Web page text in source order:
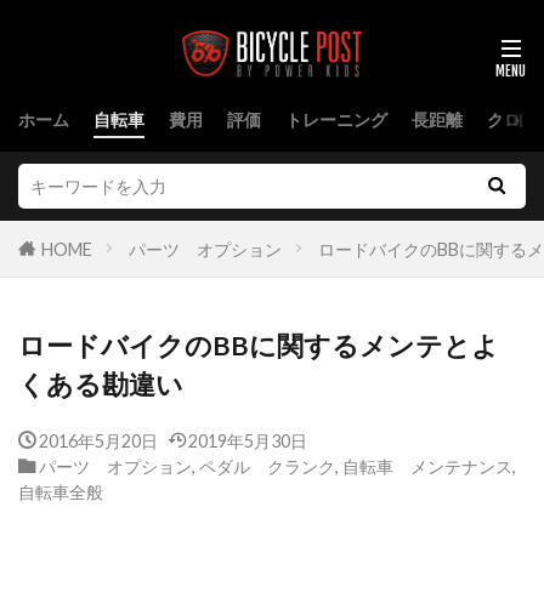
ホーム 自転車 費用 評価 トレーニング 長距離 クロス
HOME パーツ オプション ロードバイクのBBに関する
ロードバイクのBBに関するメンテとよ
くある勘違い
2016年5月20日
2019年5月30日
パーツ オプション, ペダル クランク, 自転車 メンテナンス,
自転車全般